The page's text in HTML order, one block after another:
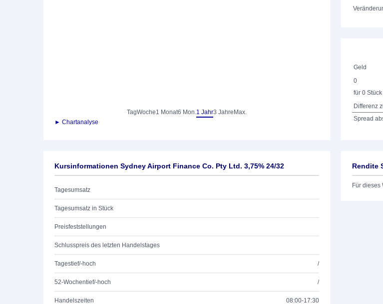
TagWoche1 Monat6 Mon.1 Jahr3 Jahre Max.
► Chartanalyse
Geld
0
für 0 Stück
Differenz
Spread
Kursinformationen Sydney Airport Finance Co. Pty Ltd. 3,75% 24/32
Tagesumsatz
Tagesumsatz in Stück
Preisfeststellungen
Schlusspreis des letzten Handelstages
Tagestief/-hoch /
52-Wochentief/-hoch /
Handelszeiten 08:00-17:30
Rendite
Für